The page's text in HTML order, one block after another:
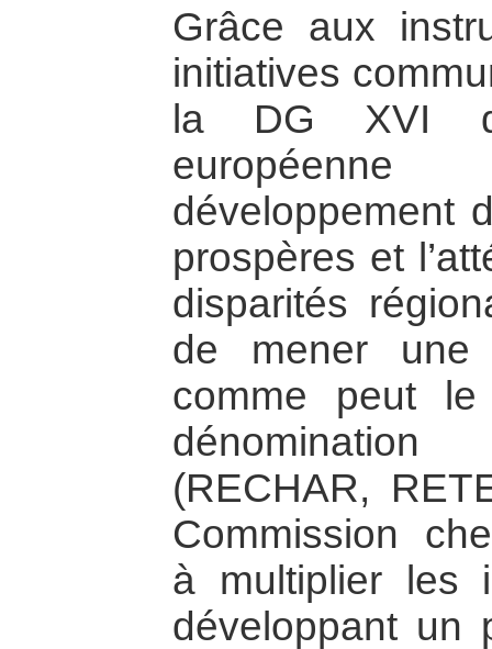
Grâce aux
initiatives
la DG XVI
développement
prospères et
disparités
de mener une
comme peut
(RECHAR,
Commission
à multiplier les
développant un